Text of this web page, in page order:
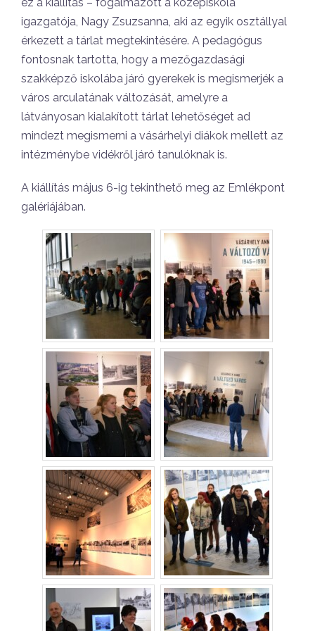
igazgatója, Nagy Zsuzsanna, aki az egyik osztállyal
érkezett a tárlat megtekintésére. A pedagógus
fontosnak tartotta, hogy a mezőgazdasági
szakképző iskolába járó gyerekek is megismerjék a
város arculatának változását, amelyre a
látványosan kialakított tárlat lehetőséget ad
mindezt megismerni a vásárhelyi diákok mellett az
intézménybe vidékről járó tanulóknak is.
A kiállítás május 6-ig tekinthető meg az Emlékpont
galériájában.